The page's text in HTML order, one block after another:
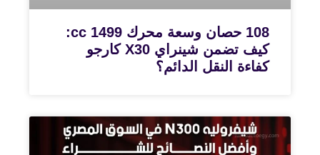
108 حصان وسعة محرك 1499 cc:
كيف تضمن شينراي X30 كارجو
كفاءة النقل الدائم؟